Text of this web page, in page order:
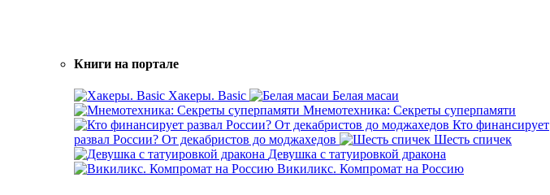
Книги на портале
Хакеры. Basic
Белая масаи
Мнемотехника: Секреты суперпамяти
Кто финансирует
развал России? От декабристов до моджахедов
Шесть спичек
Девушка с татуировкой дракона
Викиликс. Компромат на Россию